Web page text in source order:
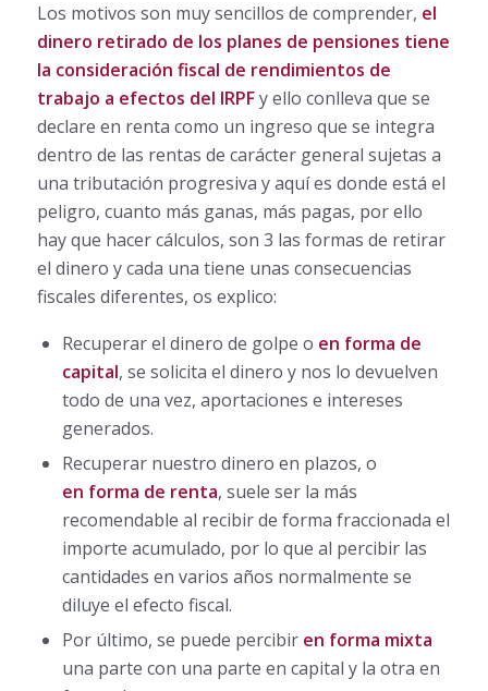
Los motivos son muy sencillos de comprender, el
dinero retirado de los planes de pensiones tiene
la consideración fiscal de rendimientos de
trabajo a efectos del IRPFy ello conlleva que se
declare en renta como un ingreso que se integra
dentro de las rentas de carácter general sujetas a
una tributación progresiva y aquí es donde está el
peligro, cuanto más ganas, más pagas, por ello
hay que hacer cálculos, son 3 las formas de retirar
el dinero y cada una tiene unas consecuencias
fiscales diferentes, os explico:
Recuperar el dinero de golpe o en forma de
capital, se solicita el dinero y nos lo devuelven
todo de una vez, aportaciones e intereses
generados.
Recuperar nuestro dinero en plazos, o
en forma de renta, suele ser la más
recomendable al recibir de forma fraccionada el
importe acumulado, por lo que al percibir las
cantidades en varios años normalmente se
diluye el efecto fiscal.
Por último, se puede percibir en forma mixta
una parte con una parte en capital y la otra en